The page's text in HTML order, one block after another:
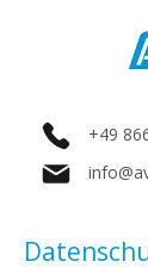
+49